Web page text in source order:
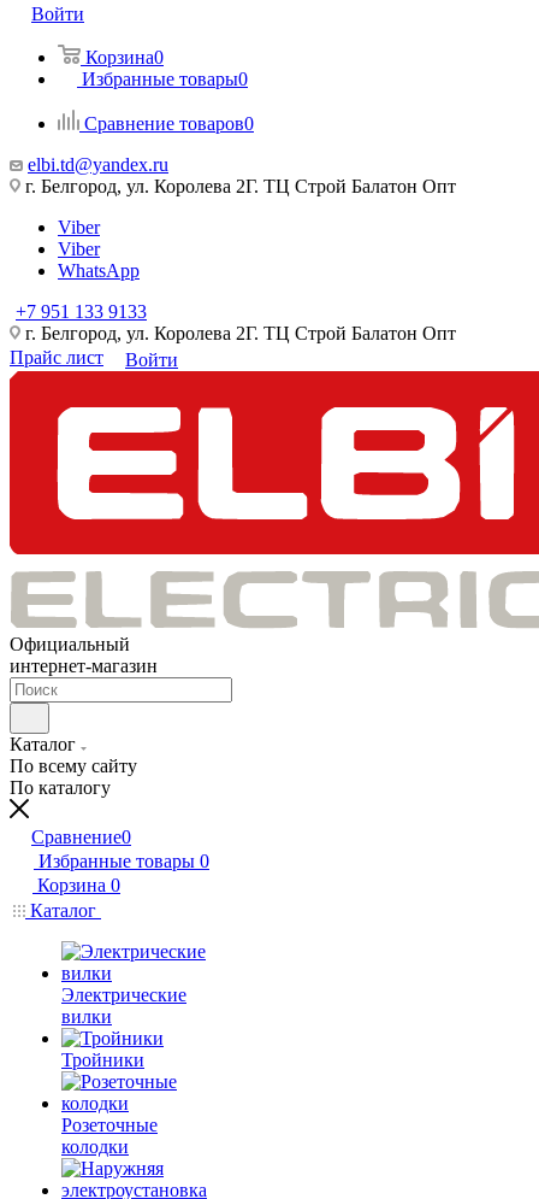
Войти
Корзина0
Избранные товары0
Сравнение товаров0
elbi.td@yandex.ru
г. Белгород, ул. Королева 2Г. ТЦ Строй Балатон Опт
Viber
Viber
WhatsApp
+7 951 133 9133
г. Белгород, ул. Королева 2Г. ТЦ Строй Балатон Опт
Прайс лист
Войти
Официальный
интернет-магазин
Каталог
По всему сайту
По каталогу
Сравнение0
Избранные товары 0
Корзина 0
Каталог
Электрические
вилки
Тройники
Розеточные
колодки